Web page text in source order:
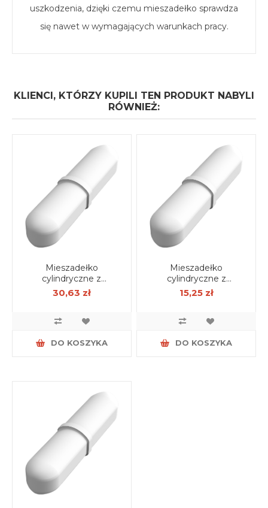
uszkodzenia, dzięki czemu mieszadełko sprawdza
się nawet w wymagających warunkach pracy.
KLIENCI, KTÓRZY KUPILI TEN PRODUKT NABYLI
RÓWNIEŻ:
Mieszadełko
cylindryczne z
pierścieniem 10mm X
60mm
30,63 zł
DO KOSZYKA
Mieszadełko
cylindryczne z
pierścieniem 8mm X
40mm
15,25 zł
DO KOSZYKA